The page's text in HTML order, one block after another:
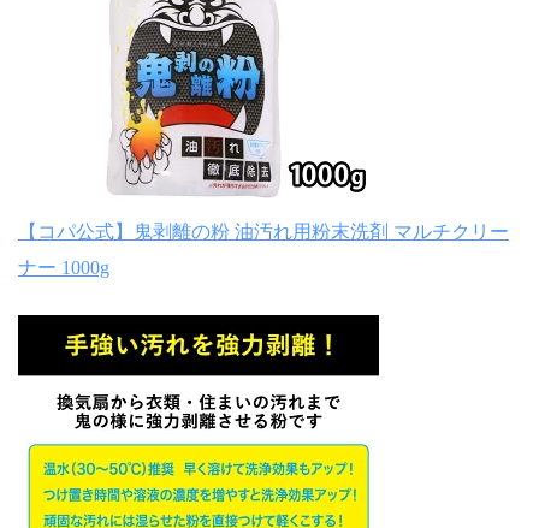
【コパ公式】鬼剥離の粉 油汚れ用粉末洗剤 マルチクリー
ナー 1000g